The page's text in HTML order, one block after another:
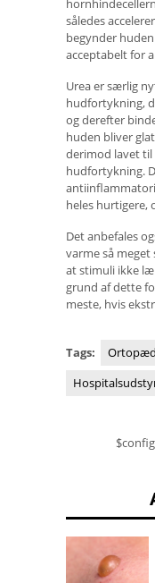
således
begynder
acceptabelt for
Urea er særlig
hudfortykning,
og derefter
huden bliver
derimod lavet
hudfortykning.
heles hurtigere,
Det anbefales
varme så
at stimuli ikke
grund af dette
meste, hvis
Tags: